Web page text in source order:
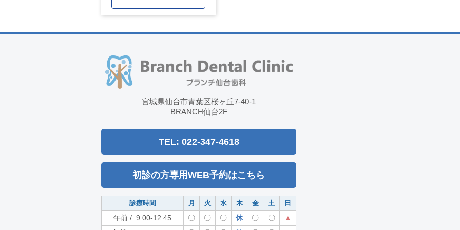
宮城県仙台市青葉区桜ヶ丘7-40-1
BRANCH仙台2F
TEL: 022-347-4618
初診の方専用WEB予約はこちら
診療時間 月 火 水 木 金 土
日
午前 / 9:00-12:45
〇 〇 〇 休 〇 〇
▲